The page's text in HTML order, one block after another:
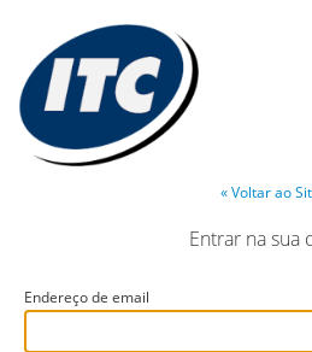
« Voltar ao
Entrar na sua
Endereço de email